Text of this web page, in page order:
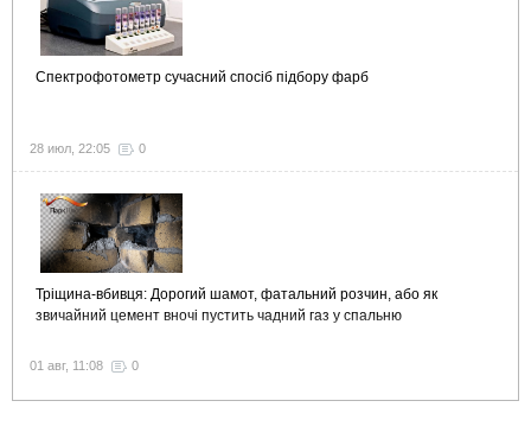
Спектрофотометр сучасний спосіб підбору фарб
28 июл, 22:05 0
Тріщина-вбивця: Дорогий шамот, фатальний розчин, або як
звичайний цемент вночі пустить чадний газ у спальню
01 авг, 11:08 0